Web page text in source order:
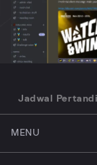
Jadwal
MENU